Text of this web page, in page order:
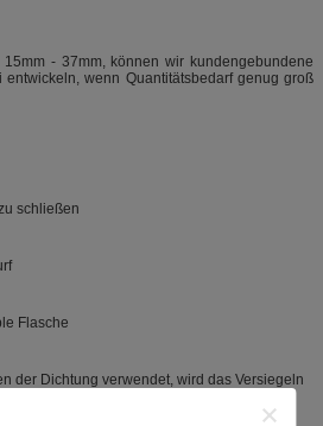
- 37mm, können wir kundengebundene
wenn Quantitätsbedarf genug groß
schließen
Flasche
der Dichtung verwendet, wird das Versiegeln